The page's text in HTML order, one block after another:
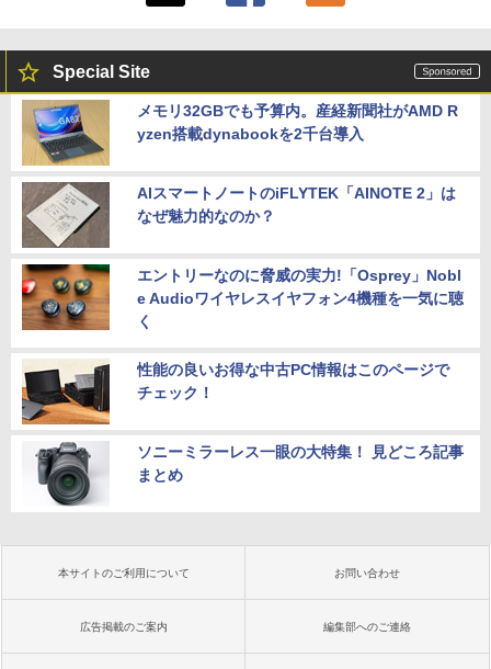
Special Site
メモリ32GBでも予算内。産経新聞社がAMD R
yzen搭載dynabookを2千台導入
AIスマートノートのiFLYTEK「AINOTE 2」は
なぜ魅力的なのか？
エントリーなのに脅威の実力!「Osprey」Nobl
e Audioワイヤレスイヤフォン4機種を一気に聴
く
性能の良いお得な中古PC情報はこのページで
チェック！
ソニーミラーレス一眼の大特集！ 見どころ記事
まとめ
本サイトのご利用について お問い合わせ
広告掲載のご案内 編集部へのご連絡